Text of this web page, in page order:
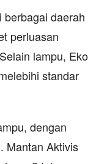
daerah
perluasan
lampu, Eko
standar
dengan
Mantan Aktivis